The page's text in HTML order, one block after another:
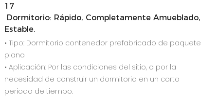
Dormitorio: Rápido, Completamente Amueblado,
Estable.
• Tipo: Dormitorio contenedor prefabricado de paquete
plano
• Aplicación: Por las condiciones del sitio, o por la
necesidad de construir un dormitorio en un corto
periodo de tiempo.